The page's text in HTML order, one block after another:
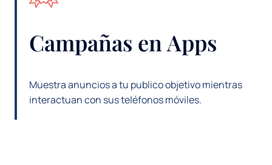
Campañas en Apps
Muestra anuncios a tu publico objetivo mientras
interactuan con sus teléfonos móviles.